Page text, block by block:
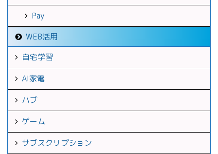
Pay
WEB活用
自宅学習
AI家電
ハブ
ゲーム
サブスクリプション